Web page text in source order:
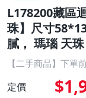
L178200藏區
珠】尺寸
膩， 瑪瑙 天
【二手商品】下單
定價